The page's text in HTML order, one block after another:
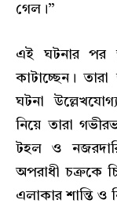
গেল।”
এই ঘটনার পর
কাটাচ্ছেন।
ঘটনা
নিয়ে তারা
টহল ও
অপরাধী চক্রকে
এলাকার শান্তি ও